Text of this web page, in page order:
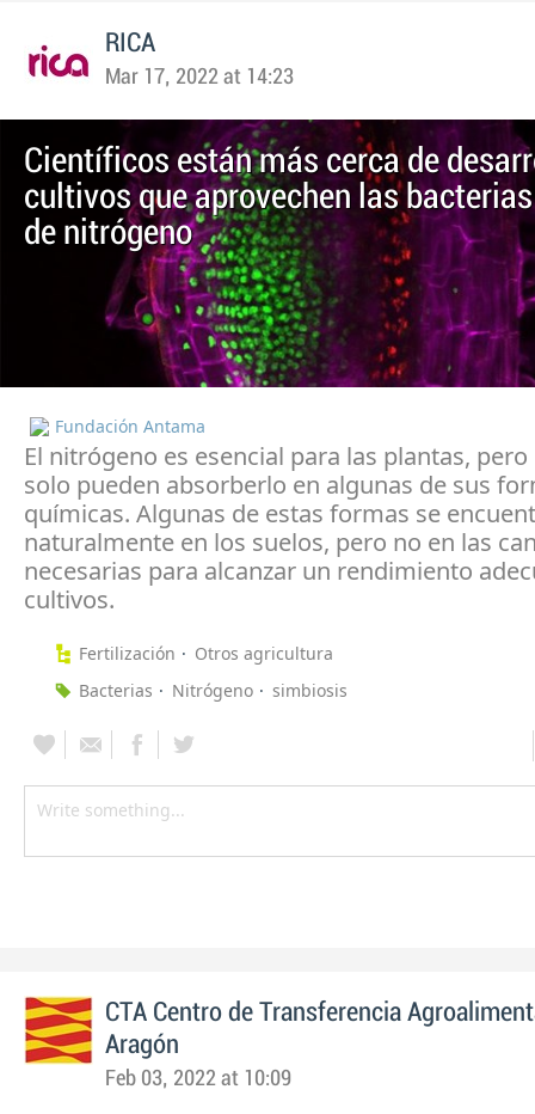
RICA
Mar 17, 2022 at 14:23
Científicos están más cerca de
cultivos que aprovechen las
de nitrógeno
Fundación Antama
El nitrógeno es esencial para las plantas,
solo pueden absorberlo en algunas de sus
químicas. Algunas de estas formas se
naturalmente en los suelos, pero no en las
necesarias para alcanzar un rendimiento
cultivos.
Fertilización
Otros agricultura
Bacterias
Nitrógeno simbiosis
CTA Centro de Transferencia
Aragón
Feb 03, 2022 at 10:09